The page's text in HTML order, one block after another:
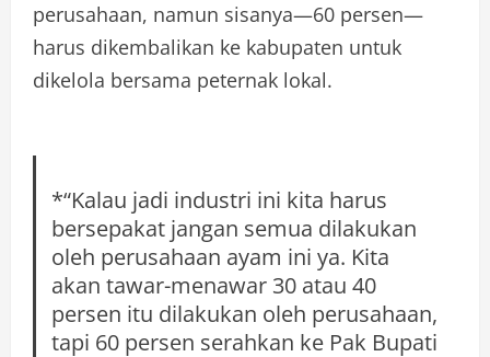
perusahaan, namun sisanya—60 persen—
harus dikembalikan ke kabupaten untuk
dikelola bersama peternak lokal.
*“Kalau jadi industri ini kita harus
bersepakat jangan semua dilakukan
oleh perusahaan ayam ini ya. Kita
akan tawar-menawar 30 atau 40
persen itu dilakukan oleh perusahaan,
tapi 60 persen serahkan ke Pak Bupati